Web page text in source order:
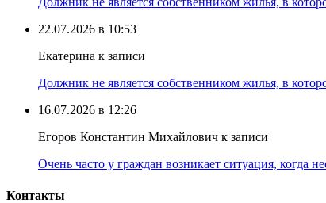
22.07.2026 в 10:53
Екатерина к записи
Должник не является собственником жилья, в
16.07.2026 в 12:26
Егоров Константин Михайлович к записи
Очень часто у граждан возникает ситуация, когда
Контакты